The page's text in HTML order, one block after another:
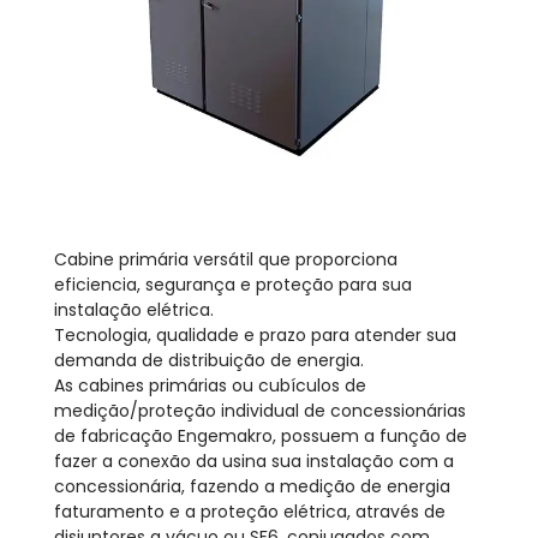
Cabine primária versátil que proporciona
eficiencia, segurança e proteção para sua
instalação elétrica.
Tecnologia, qualidade e prazo para atender sua
demanda de distribuição de energia.
As cabines primárias ou cubículos de
medição/proteção individual de concessionárias
de fabricação Engemakro, possuem a função de
fazer a conexão da usina sua instalação com a
concessionária, fazendo a medição de energia
faturamento e a proteção elétrica, através de